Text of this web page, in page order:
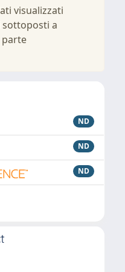
visualizzati
a
parte
ND
ND
ND